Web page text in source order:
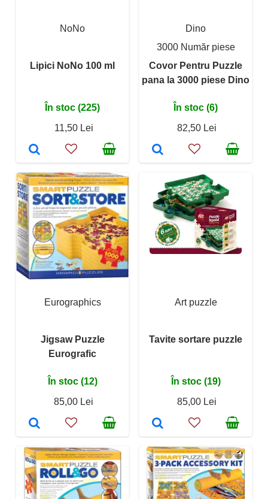
NoNo
Lipici NoNo 100 ml
În stoc (225)
11,50 Lei
Dino
3000 Număr piese
Covor Pentru Puzzle
pana la 3000 piese Dino
În stoc (6)
82,50 Lei
Eurographics
Jigsaw Puzzle
Eurografic
În stoc (12)
85,00 Lei
Art puzzle
Tavite sortare puzzle
În stoc (19)
85,00 Lei